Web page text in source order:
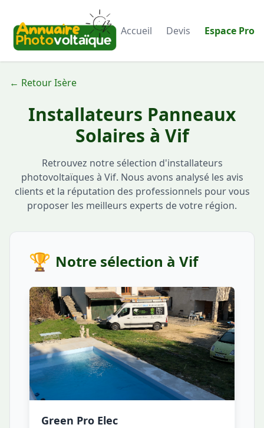
Accueil Devis Espace Pro
← Retour Isère
Installateurs Panneaux
Solaires à Vif
Retrouvez notre sélection d'installateurs
photovoltaïques à Vif. Nous avons analysé les avis
clients et la réputation des professionnels pour vous
proposer les meilleurs experts de votre région.
🏆 Notre sélection à Vif
Green Pro Elec